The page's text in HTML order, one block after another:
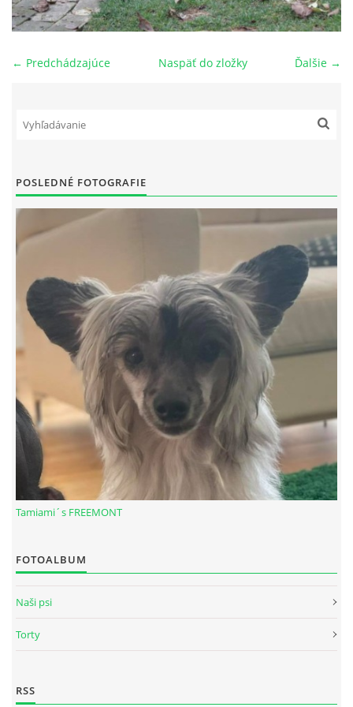
NAŠI PSI
Z TEÓRIE
KONTAKT
© 2026 eStránky.sk|RSS
← Predchádzajúce Ďalšie →
Naspäť do zložky
POSLEDNÉ FOTOGRAFIE
Tamiami´s FREEMONT
FOTOALBUM
Naši psi
Torty
RSS